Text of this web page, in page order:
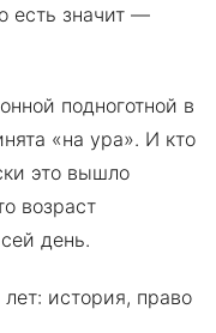
есть значит —
подноготной в
«на ура». И кто
это вышло
возраст
день.